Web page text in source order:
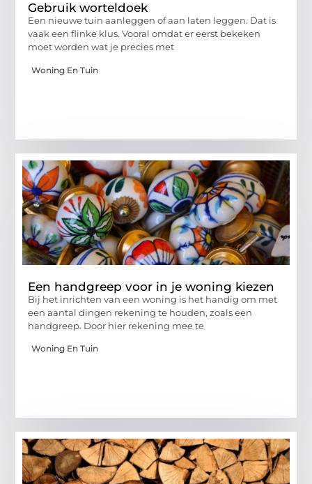
Gebruik worteldoek
Een nieuwe tuin aanleggen of aan laten leggen. Dat is
vaak een flinke klus. Vooral omdat er eerst bekeken
moet worden wat je precies met
Woning En Tuin
Een handgreep voor in je woning kiezen
Bij het inrichten van een woning is het handig om met
een aantal dingen rekening te houden, zoals een
handgreep. Door hier rekening mee te
Woning En Tuin